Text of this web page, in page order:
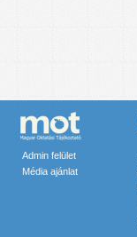
Admin felület
Média ajánlat